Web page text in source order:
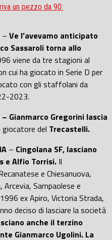
un pezzo da 90:
– Ve l’avevamo anticipato
Sassaroli torna allo
viene da tre stagioni al
cui ha giocato in Serie D per
con gli staffolani da
2023.
– Gianmarco Gregorini lascia
giocatore del Trecastelli.
– Cingolana SF, lasciano
e Alfio Torrisi. Il
e Chiesanuova,
Sampaolese e
ex Apiro, Victoria Strada,
deciso di lasciare la società
anche il terzino
Gianmarco Ugolini. La